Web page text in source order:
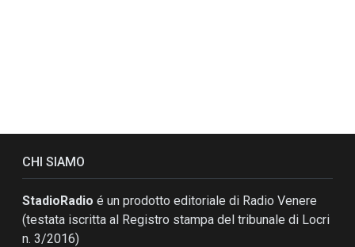
CHI SIAMO
StadioRadio é un prodotto editoriale di Radio Venere
(testata iscritta al Registro stampa del tribunale di Locri
n. 3/2016)